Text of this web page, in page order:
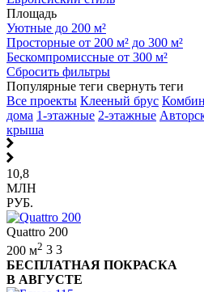
Площадь
Уютные до 200 м²
Просторные от 200 м² до 300 м²
Бескомпромиссные от 300 м²
Сбросить фильтры
Популярные теги свернуть теги
Все проекты Клееный брус
дома 1-этажные 2-этажные
крыша
10,8
МЛН
РУБ.
Quattro 200
200 м2 3 3
БЕСПЛАТНАЯ ПОКРАСКА
В АВГУСТЕ